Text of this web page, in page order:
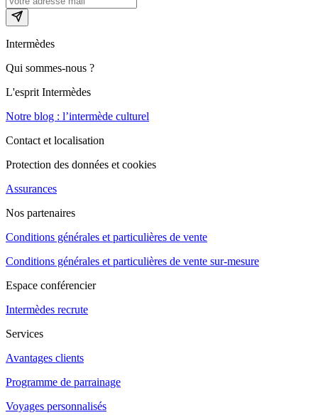
Intermèdes
Qui sommes-nous ?
L'esprit Intermèdes
Notre blog : l’intermède culturel
Contact et localisation
Protection des données et cookies
Assurances
Nos partenaires
Conditions générales et particulières de vente
Conditions générales et particulières de vente sur-mesure
Espace conférencier
Intermèdes recrute
Services
Avantages clients
Programme de parrainage
Voyages personnalisés